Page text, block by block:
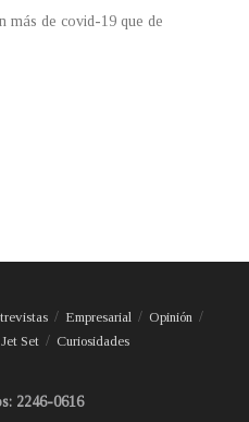
más de covid-19 que de
Empresarial
Opinión
Jet Set Curiosidades
2246-0616